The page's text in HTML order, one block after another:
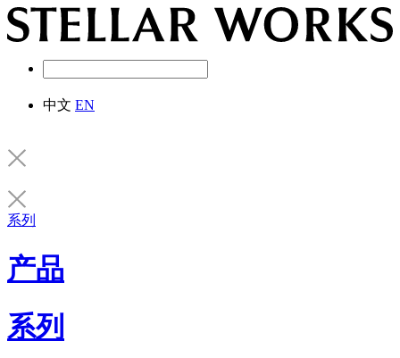
中文 EN
系列
产品
系列